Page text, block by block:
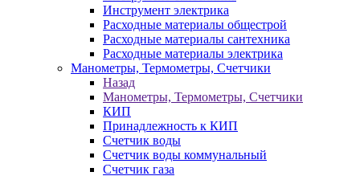
Инструмент электрика
Расходные материалы общестрой
Расходные материалы сантехника
Расходные материалы электрика
Манометры, Термометры, Счетчики
Назад
Манометры, Термометры, Счетчики
КИП
Принадлежность к КИП
Счетчик воды
Счетчик воды коммунальный
Счетчик газа